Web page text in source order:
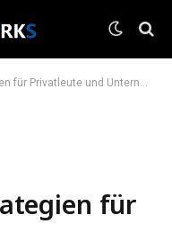
Privatleute und Unternehmen
für